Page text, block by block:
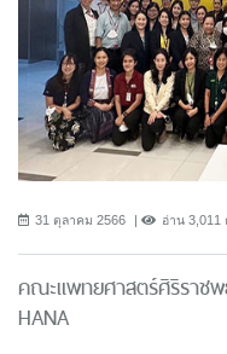
31 ตุลาคม 2566 อ่าน 3,011
คณะแพทยศาสตร์ศิริราช
HANA